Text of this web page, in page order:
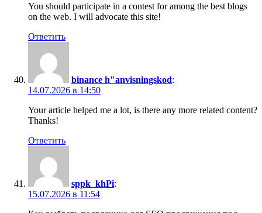
You should participate in a contest for among the best blogs
on the web. I will advocate this site!
Ответить
binance h"anvisningskod:
14.07.2026 в 14:50
Your article helped me a lot, is there any more related content?
Thanks!
Ответить
sppk_khPi:
15.07.2026 в 11:54